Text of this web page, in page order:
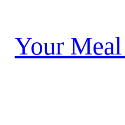
treściYour